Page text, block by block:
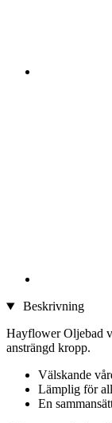
Beskrivning
Hayflower Oljebad
ansträngd kropp.
Välskande
Lämplig för
En